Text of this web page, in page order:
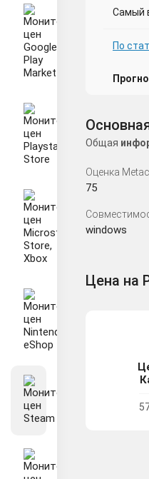
Самый
По
Общая
Оценка
75
windows
Цена на